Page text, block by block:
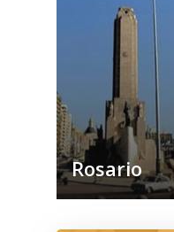
Rosario